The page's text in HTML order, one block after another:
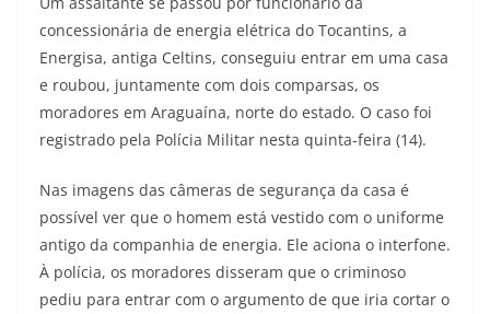
concessionária de energia elétrica do Tocantins, a
Energisa, antiga Celtins, conseguiu entrar em uma casa
e roubou, juntamente com dois comparsas, os
moradores em Araguaína, norte do estado. O caso foi
registrado pela Polícia Militar nesta quinta-feira (14).
Nas imagens das câmeras de segurança da casa é
possível ver que o homem está vestido com o uniforme
antigo da companhia de energia. Ele aciona o interfone.
À polícia, os moradores disseram que o criminoso
pediu para entrar com o argumento de que iria cortar o